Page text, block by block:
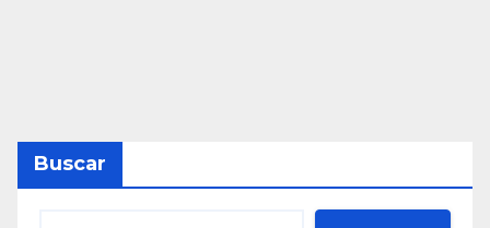
Buscar